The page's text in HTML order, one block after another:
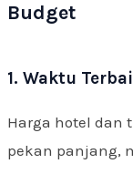
Budget
1. Waktu
Harga hotel dan
pekan panjang,